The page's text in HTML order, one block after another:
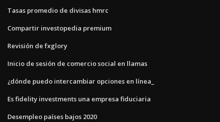
Tasas promedio de divisas hmrc
Compartir investopedia premium
Revisión de fxglory
Inicio de sesión de comercio social en llamas
¿dónde puedo intercambiar opciones en línea_
Es fidelity investments una empresa fiduciaria
Desempleo países bajos 2020